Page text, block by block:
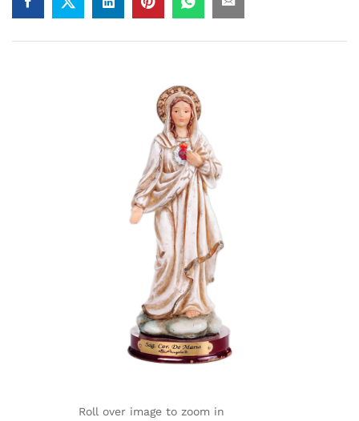
Roll over image to zoom in